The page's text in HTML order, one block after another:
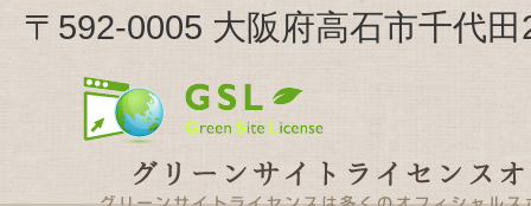
〒592-0005 大阪府高石市千代